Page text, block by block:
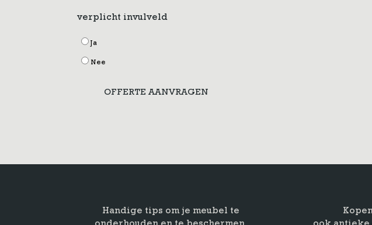
verplicht invulveld
Ja
Nee
OFFERTE AANVRAGEN
Handige tips om je meubel te